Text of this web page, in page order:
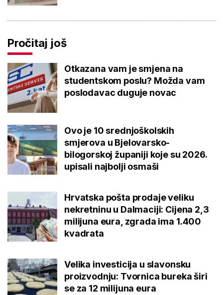
Pročitaj još
Otkazana vam je smjena na
studentskom poslu? Možda vam
poslodavac duguje novac
Ovo je 10 srednjoškolskih
smjerova u Bjelovarsko-
bilogorskoj županiji koje su 2026.
upisali najbolji osmaši
Hrvatska pošta prodaje veliku
nekretninu u Dalmaciji: Cijena 2,3
milijuna eura, zgrada ima 1.400
kvadrata
Velika investicija u slavonsku
proizvodnju: Tvornica bureka širi
se za 12 milijuna eura